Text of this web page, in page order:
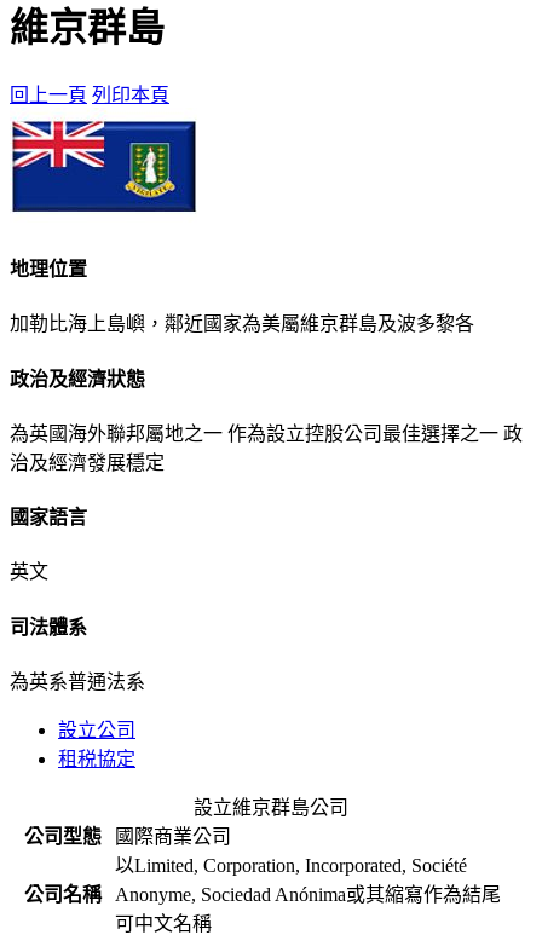
維京群島
回上一頁 列印本頁
地理位置
加勒比海上島嶼，鄰近國家為美屬維京群島及波多黎各
政治及經濟狀態
為英國海外聯邦屬地之一 作為設立控股公司最佳選擇之一 政
治及經濟發展穩定
國家語言
英文
司法體系
為英系普通法系
設立公司
租税協定
設立維京群島公司
公司型態
國際商業公司
公司名稱
以Limited, Corporation, Incorporated, Société
Anonyme, Sociedad Anónima或其縮寫作為結尾
可中文名稱